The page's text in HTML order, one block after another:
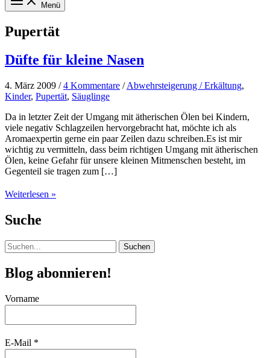
Menü
Pupertät
Düfte für kleine Nasen
4. März 2009 /4 Kommentare /Abwehrsteigerung / Erkältung,
Kinder, Pupertät, Säuglinge
Da in letzter Zeit der Umgang mit ätherischen Ölen bei Kindern,
viele negativ Schlagzeilen hervorgebracht hat, möchte ich als
Aromaexpertin gerne ein paar Zeilen dazu schreiben.Es ist mir
wichtig zu vermitteln, dass beim richtigen Umgang mit ätherischen
Ölen, keine Gefahr für unsere kleinen Mitmenschen besteht, im
Gegenteil sie tragen zum […]
Düfte
kleine
Nasen
Weiterlesen »
Suche
Suchen
nach:
Blog abonnieren!
Vorname
E-Mail *